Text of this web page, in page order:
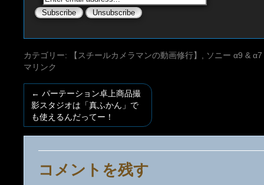
カテゴリー: 【スチールカメラマンの動画修行】
ソニー α9 &
マリンク
← パーテーション卓上商品撮
影スタジオは「真ふかん」で
も使えるんだってー！
コメントを残す